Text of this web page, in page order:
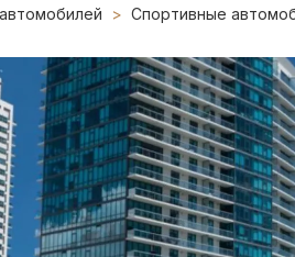
Спортивные